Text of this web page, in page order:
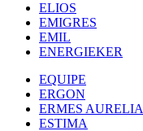
ELIOS
EMIGRES
EMIL
ENERGIEKER
EQUIPE
ERGON
ERMES AURELIA
ESTIMA